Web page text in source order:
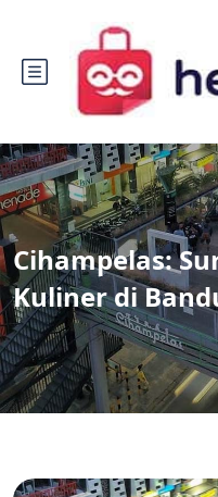
Cihampelas:
Kuliner di